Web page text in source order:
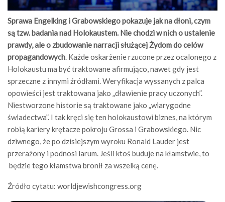
Sprawa Engelking i Grabowskiego pokazuje jak na dłoni, czym
są tzw. badania nad Holokaustem. Nie chodzi w nich o ustalenie
prawdy, ale o zbudowanie narracji służącej Żydom do celów
propagandowych. Każde oskarżenie rzucone przez ocalonego z
Holokaustu ma być traktowane afirmująco, nawet gdy jest
sprzeczne z innymi źródłami. Weryfikacja wyssanych z palca
opowieści jest traktowana jako „dławienie pracy uczonych”.
Niestworzone historie są traktowane jako „wiarygodne
świadectwa”. I tak kręci się ten holokaustowi biznes, na którym
robią kariery krętacze pokroju Grossa i Grabowskiego. Nic
dziwnego, że po dzisiejszym wyroku Ronald Lauder jest
przerażony i podnosi larum. Jeśli ktoś buduje na kłamstwie, to
będzie tego kłamstwa bronił za wszelką cenę.
Źródło cytatu: worldjewishcongress.org